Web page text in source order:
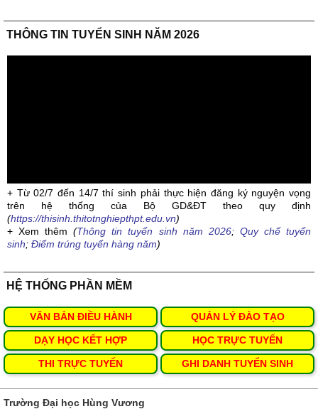
THÔNG TIN TUYỂN SINH NĂM 2026
+ Từ 02/7 đến 14/7 thí sinh phải thực hiện đăng ký nguyện vọng
trên hệ thống của Bộ GD&ĐT theo quy định
(https://thisinh.thitotnghiepthpt.edu.vn)
+ Xem thêm(Thông tin tuyển sinh năm 2026; Quy chế tuyển
sinh; Điểm trúng tuyển hàng năm)
HỆ THỐNG PHẦN MỀM
VĂN BẢN ĐIỀU HÀNH QUẢN LÝ ĐÀO TẠO
DẠY HỌC KẾT HỢP HỌC TRỰC TUYẾN
THI TRỰC TUYẾN GHI DANH TUYỂN SINH
Trường Đại học Hùng Vương